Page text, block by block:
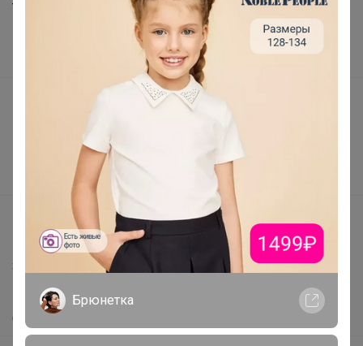
Торговые марки
Подарочные сертификаты
Поставщикам
support@24-ok.ru
Написать в поддержку
Защита покупателя
Помощь
О нас
Брюнетка